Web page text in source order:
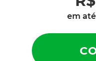
em até